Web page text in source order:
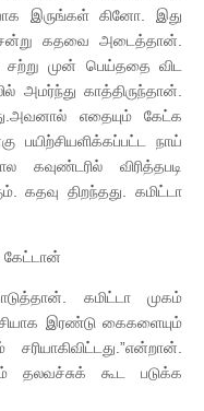
இருங்கள் கினோ. இது
சென்று கதவை அடைத்தான்.
முன் பெய்ததை விட
அமர்ந்து காத்திருந்தான்.
எதையும் கேட்க
பயிற்சியளிக்கப்பட்ட நாய்
கவுண்டரில் விரித்தபடி
கதவு திறந்தது. கமிட்டா
கேட்டான்
கமிட்டா முகம்
இரண்டு கைகளையும்
கூட படுக்க